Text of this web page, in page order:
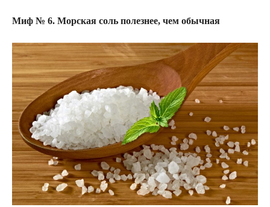
Миф № 6. Морская соль полезнее, чем обычная